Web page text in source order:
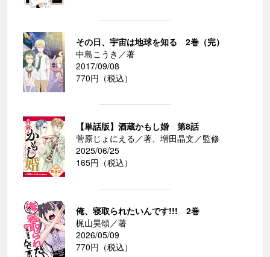
その日、宇宙は地球を知る 2巻（完）
中島こうき／著
2017/09/08
770円（税込）
【単話版】酒蔵かもし婚 第8話
菅原じょにえる／著、増田晶文／監修
2025/06/25
165円（税込）
俺、寝取られたいんです!!! 2巻
梶山昊頌／著
2026/05/09
770円（税込）